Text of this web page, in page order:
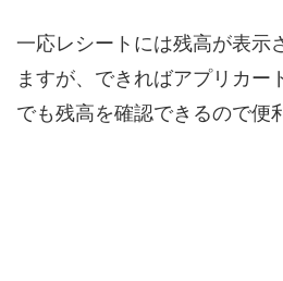
一応レシートには残高が表示
ますが、できればアプリカー
でも残高を確認できるので便